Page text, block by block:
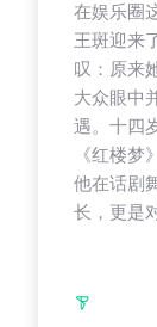
在娱乐圈
王斑迎来
叹：原来
大众眼中
遇。十四
《红楼
他在话剧
长，更是